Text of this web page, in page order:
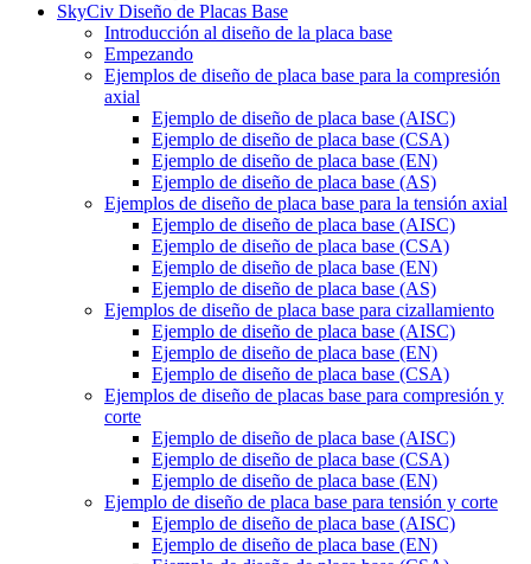
SkyCiv Diseño de Placas Base
Introducción al diseño de la placa base
Empezando
Ejemplos de diseño de placa base para la compresión
axial
Ejemplo de diseño de placa base (AISC)
Ejemplo de diseño de placa base (CSA)
Ejemplo de diseño de placa base (EN)
Ejemplo de diseño de placa base (AS)
Ejemplos de diseño de placa base para la tensión axial
Ejemplo de diseño de placa base (AISC)
Ejemplo de diseño de placa base (CSA)
Ejemplo de diseño de placa base (EN)
Ejemplo de diseño de placa base (AS)
Ejemplos de diseño de placa base para cizallamiento
Ejemplo de diseño de placa base (AISC)
Ejemplo de diseño de placa base (EN)
Ejemplo de diseño de placa base (CSA)
Ejemplos de diseño de placas base para compresión y
corte
Ejemplo de diseño de placa base (AISC)
Ejemplo de diseño de placa base (CSA)
Ejemplo de diseño de placa base (EN)
Ejemplo de diseño de placa base para tensión y corte
Ejemplo de diseño de placa base (AISC)
Ejemplo de diseño de placa base (EN)